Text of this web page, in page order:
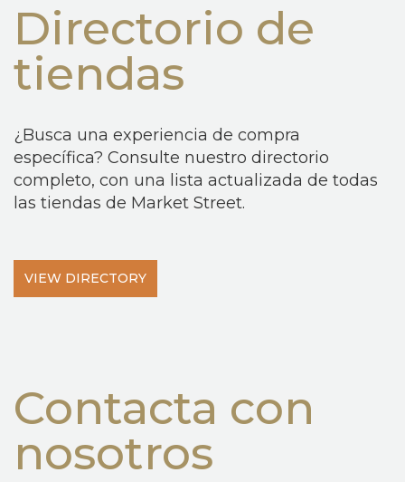
Directorio de
tiendas
¿Busca una experiencia de compra
específica? Consulte nuestro directorio
completo, con una lista actualizada de todas
las tiendas de Market Street.
VIEW DIRECTORY
Contacta con
nosotros